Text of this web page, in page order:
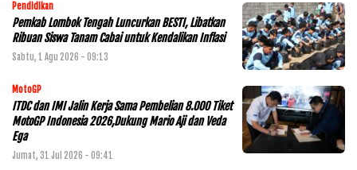
Pendidikan
Pemkab Lombok Tengah Luncurkan BESTI, Libatkan
Ribuan Siswa Tanam Cabai untuk Kendalikan Inflasi
Sabtu, 1 Agu 2026 - 09:13
MotoGP
ITDC dan IMI Jalin Kerja Sama Pembelian 8.000 Tiket
MotoGP Indonesia 2026,Dukung Mario Aji dan Veda
Ega
Jumat, 31 Jul 2026 - 09:41